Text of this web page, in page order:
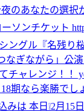
たの選択が、
ソンチケット
ングル『名残り
なぎながら」公演
チャレンジ！！
期なら楽勝でし
は 本日❕2月15